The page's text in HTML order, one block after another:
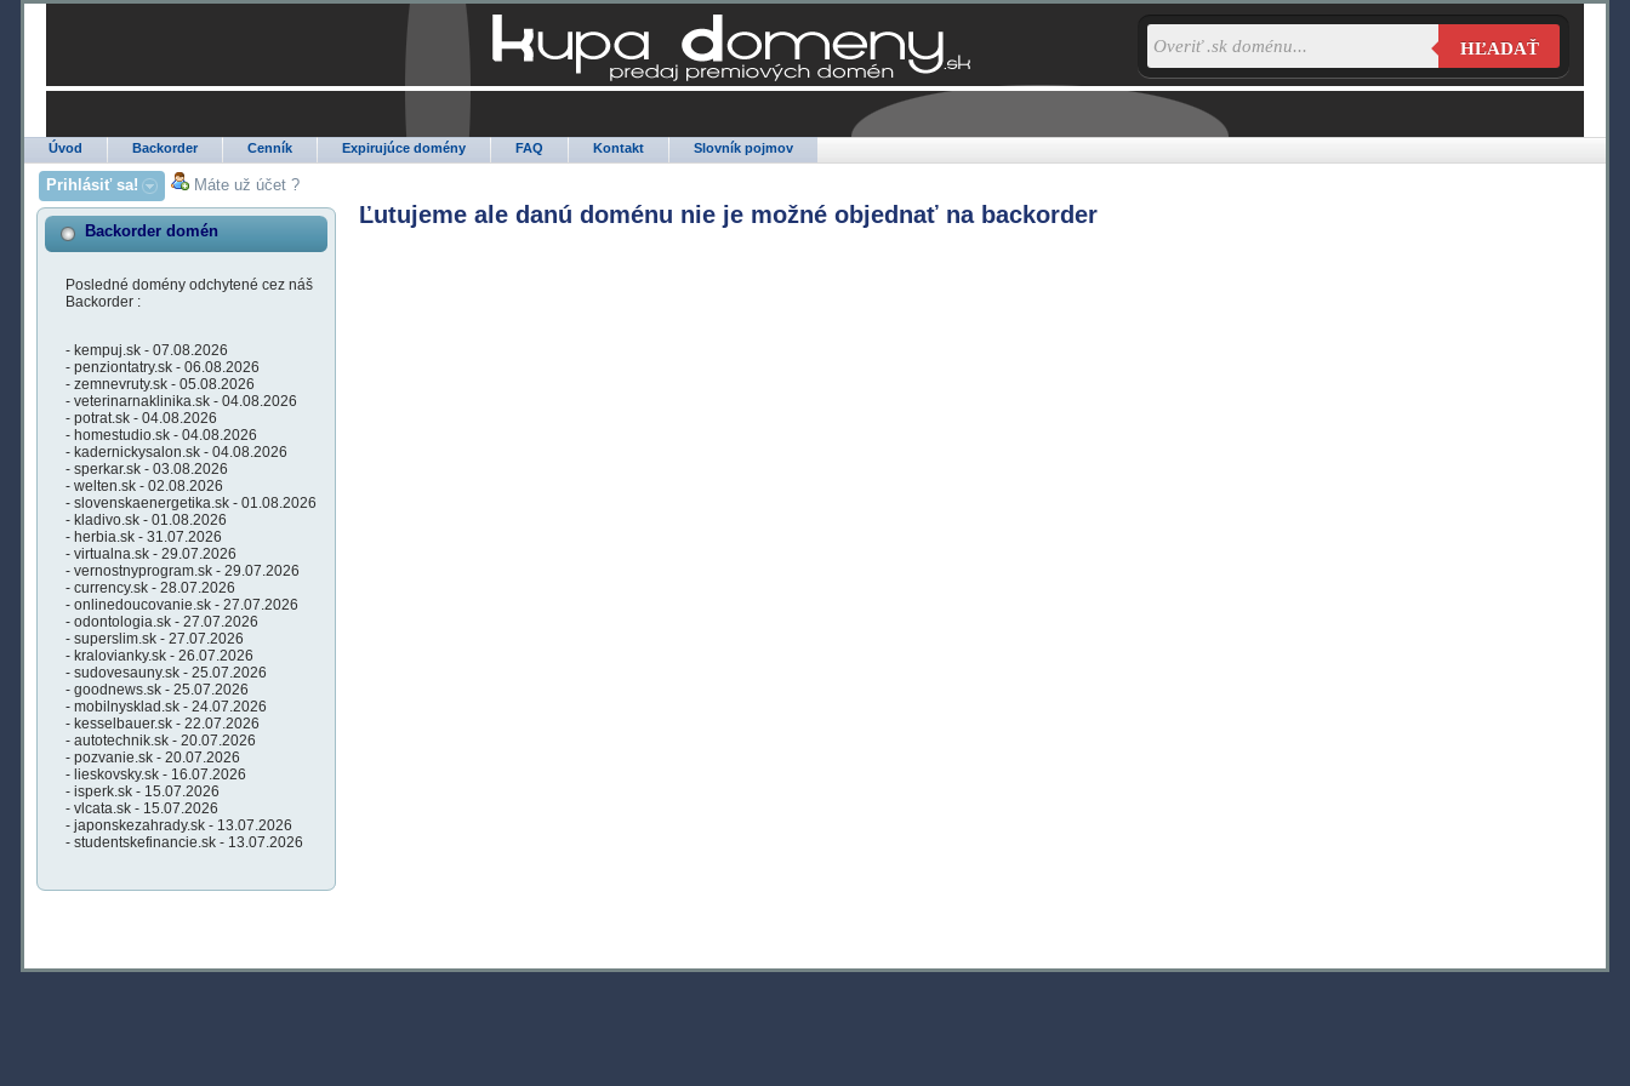
Úvod Backorder Cenník Expirujúce domény FAQ Kontakt Slovník pojmov
HĽADAŤ
Prihlásiť sa! Máte už účet ?
Backorder domén
Posledné domény odchytené cez náš
Backorder :
- kempuj.sk - 07.08.2026
- penziontatry.sk - 06.08.2026
- zemnevruty.sk - 05.08.2026
- veterinarnaklinika.sk - 04.08.2026
- potrat.sk - 04.08.2026
- homestudio.sk - 04.08.2026
- kadernickysalon.sk - 04.08.2026
- sperkar.sk - 03.08.2026
- welten.sk - 02.08.2026
- slovenskaenergetika.sk - 01.08.2026
- kladivo.sk - 01.08.2026
- herbia.sk - 31.07.2026
- virtualna.sk - 29.07.2026
- vernostnyprogram.sk - 29.07.2026
- currency.sk - 28.07.2026
- onlinedoucovanie.sk - 27.07.2026
- odontologia.sk - 27.07.2026
- superslim.sk - 27.07.2026
- kralovianky.sk - 26.07.2026
- sudovesauny.sk - 25.07.2026
- goodnews.sk - 25.07.2026
- mobilnysklad.sk - 24.07.2026
- kesselbauer.sk - 22.07.2026
- autotechnik.sk - 20.07.2026
- pozvanie.sk - 20.07.2026
- lieskovsky.sk - 16.07.2026
- isperk.sk - 15.07.2026
- vlcata.sk - 15.07.2026
- japonskezahrady.sk - 13.07.2026
- studentskefinancie.sk - 13.07.2026
Ľutujeme ale danú doménu nie je možné objednať na backorder